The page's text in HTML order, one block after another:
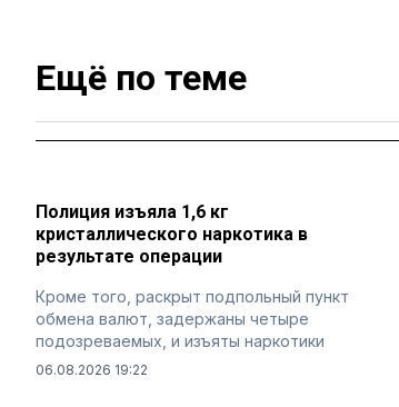
Ещё по теме
Полиция изъяла 1,6 кг
кристаллического наркотика в
результате операции
Кроме того, раскрыт подпольный пункт
обмена валют, задержаны четыре
подозреваемых, и изъяты наркотики
06.08.2026 19:22